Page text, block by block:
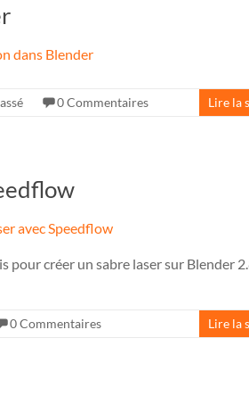
0 Commentaires Lire la
pour créer un sabre laser sur Blender
0 Commentaires Lire la